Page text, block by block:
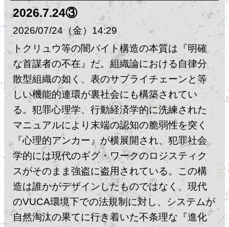
2026.7.24③
2026 07 24（金）14:29
トクリュウ等の闇バイト構造の本質は『明確
な首謀者の不在』だ。組織論における自律分
散型組織の如く、表のサプライチェーンと等
しい機能的連環が裏社会にも構築されてい
る。犯罪心理学、行動経済学的に洗練された
マニュアルにより末端の認知の脆弱性を突く
『心理的アンカー』が横展開され、犯罪社会
学的には現代のギグ・ワークのロジスティク
スがそのまま強盗に盗用されている。この構
造は誰かがデザインしたものではなく、現代
のVUCA環境下での法規制に対し、システムが
自然淘汰の果てに行き着いた不条理な『進化